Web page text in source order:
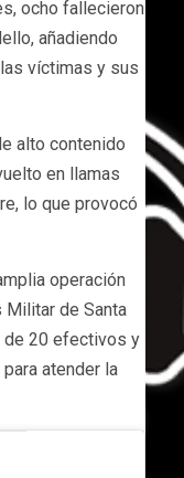
ocho fallecieron
añadiendo
víctimas y sus
alto contenido
en llamas
lo que provocó
operación
Militar de Santa
de 20 efectivos y
atender la